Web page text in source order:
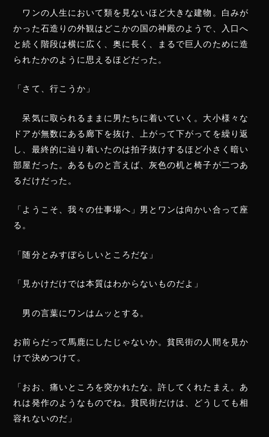
ワンの人生において類を見ないほど大きな建物。白みが
かった石造りの外観はどこかの国の神殿のようで、入口へ
と続く階段は横に広く、奥に長く、まるで巨人のために造
られたかのように思えるほどだった。
「さて、行こうか」
呆気に取られるままに男たちに着いていく。大小様々な
ドアが無数にある廊下を抜け、上がって下がってを繰り返
し、最終的に辿り着いたのは拍子抜けするほど小さく暗い
部屋だった。あるものと言えば、灰色の机と椅子が二つあ
るだけだった。
「ようこそ、我々の仕事場へ」男とワンは向かい合って座
る。
「随分とみすぼらしいところだな」
「見かけだけでは本質はわからないものだよ」
男の言葉にワンはムッとする。
お前らだって馬鹿にしたじゃないか。貧民街の人間を見か
けで決めつけて。
「おお、痛いところを突かれたな。許してくれたまえ。あ
れは発作のようなものでね。貧民街だけは、どうしても相
容れないのだ」